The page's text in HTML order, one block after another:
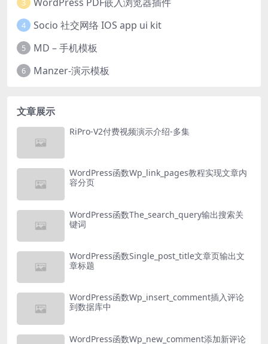
3
4 Socio 社交网络 IOS app ui kit
5 MD – 手机模板
6 Manzer-演示模板
文章展示
RiPro-V2付费视频演示介绍-多集
WordPress函数Wp_link_pages教程实现文章内
容分页
WordPress函数The_search_query输出搜索关
键词
WordPress函数Single_post_title文章页输出文
章标题
WordPress函数Wp_insert_comment插入评论
到数据库中
WordPress函数Wp_new_comment添加新评论